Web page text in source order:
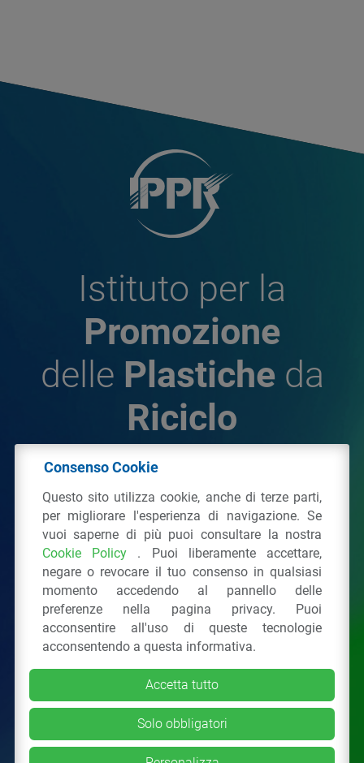
Istituto per la
Promozione
delle Plastiche da
Riciclo
Plastiche da Riciclo
C.F. 97381090154
Via San Vittore 36 20123Milano (MI)
Tel.: 02 43928225.
Tutti i diritti riservati Privacy Policy &Cookie
Consenso Cookie
Questo sito utilizza cookie, anche di terze parti,
per migliorare l'esperienza di navigazione. Se
vuoi saperne di più puoi consultare la nostra
Cookie Policy . Puoi liberamente accettare,
negare o revocare il tuo consenso in qualsiasi
momento accedendo al pannello delle
preferenze nella pagina privacy. Puoi
acconsentire all'uso di queste tecnologie
acconsentendo a questa informativa.
Accetta tutto
Solo obbligatori